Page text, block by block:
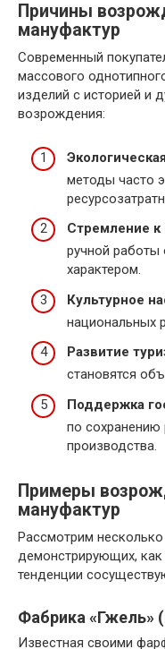
Причины
мануфактур
Современный
массового
изделий с историей и
возрождения:
методы часто
Стремление к
ручной
характером.
Культурное
национальных
Развитие
становятся
Поддержка
по сохранению
производства.
Примеры
мануфактур
Рассмотрим
демонстрирующих,
тенденции
Фабрика «Гжель»
Известная своими